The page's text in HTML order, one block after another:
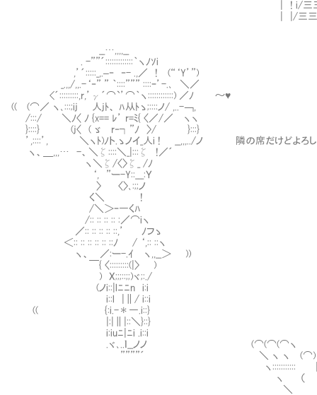
| ! i/三三三三三/三三三三三
| |/三三三三三/三三三三三
__…,,,,__
. -””´:::::::::::::｀ヽﾉｿi
,’´:::::_,.–‐ ‐- .,／ ! (“‘Y’”)
_.,,/,,.-‘‐” ” ｀::::””” ::::ｰ’-.､ ＼／
<´:::::::::,r,’γ´⌒`’⌒｀ヽ::::::::::::) ／ﾉ ～♥
(( (⌒／ ヽ､:::;ij 人jﾄ、 ﾊ从ﾄゝ;::::ノ/ ,..-￢,
/:::/ ＼ﾉ〈 ﾉ {x== ﾚ’ r=ﾐ{ 〈／/／ ヽヽ
}::::} (j〈 ( ゞ r‐┐”ﾉ 〉/ }:::}
’,::::’, ＼ヽﾄ)ﾉト.ゝノイ_人i ! __,,,../ノ 隣の席だけどよろし
ヽ、＿,,,… -、＼ζ::::＼_|:::ζ !／´
ヽ＼ζ/〈〉ζ_ /ﾉ
‘, ”ー-Y::___:Ｙ
〉 〈〉､:;;ノ
く＼ !
/＼＞ｰ―くﾊ
/:: :: :: :: :／⌒iヽ
／:: :: :: :: ::,’ ﾉフゝ
＜:: :: :: :: :: ::ﾉ / ‘,:: ::ヽ
ヽ、 ／:ー-.ｲ ヽ,,__＞ ))
￣{ 〈:::::::::(|〉 )
) X;;;::;;)ヾ;:./
(ノi::|lﾆﾆn i:i
i::l |∥/ i::i
(( {:i.-＊―.i::} ＿＿
|:|∥|::＼}::} ／
i:iuﾆ|ﾆi .i::i (（○）)::(（
.ヾ､..ｌ__ノノ (⌒(⌒(⌒ヽ ／.:: （__人
””””´ ＼ ヽ ヽ (⌒) | |r┬-
ヽ::::::::::: |. ＼.U | | | ヽ ヽ ヽ |
ヽ （ ヽ ／ | |
＼ V… └ー.┘ ! | (くっ、上